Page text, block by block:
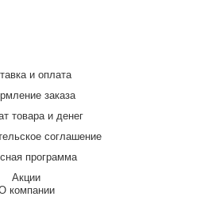
и оплата
заказа
товара и денег
соглашение
программа
Акции
компании